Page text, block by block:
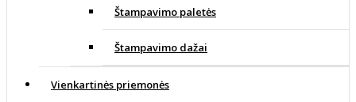
Štampavimo paletės
Štampavimo dažai
Vienkartinės priemonės